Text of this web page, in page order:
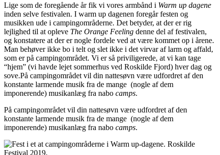
Lige som de foregående år fik vi vores armbånd i Warm up dagene
inden selve festivalen. I warm up dagenen foregår festen og
musikken ude i campingområderne. Det betyder, at der er rig
lejlighed til at opleve The Orange Feeling denne del af festivalen,
og konstatere at der er nogle fordele ved at være kommet op i årene.
Man behøver ikke bo i telt og slet ikke i det virvar af larm og affald,
som er på campingområdet. Vi er så priviligerede, at vi kan tage
“hjem” (vi havde lejet sommerhus ved Roskilde Fjord) hver dag og
sove.På campingområdet vil din nattesøvn være udfordret af den
konstante larmende musik fra de mange (nogle af dem
imponerende) musikanlæg fra nabo camps.
På campingområdet vil din nattesøvn være udfordret af den
konstante larmende musik fra de mange (nogle af dem
imponerende) musikanlæg fra nabo camps.